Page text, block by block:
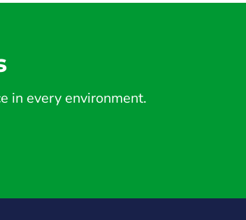
in every environment.